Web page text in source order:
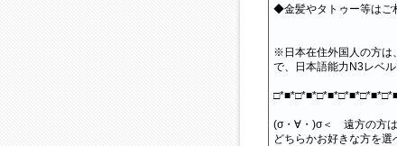
◆金髪やタトゥー等はご
※日本在住外国人の方は
で、日本語能力N3レベ
(σ・∀・)σ＜ 遠方の方は
どちらかお好きな方を